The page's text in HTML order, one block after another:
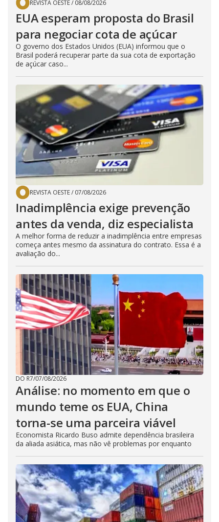
REVISTA OESTE/ 08/08/2026
EUA esperam proposta do Brasil
para negociar cota de açúcar
O governo dos Estados Unidos (EUA) informou que o
Brasil poderá recuperar parte da sua cota de exportação
de açúcar caso...
REVISTA OESTE/ 07/08/2026
Inadimplência exige prevenção
antes da venda, diz especialista
A melhor forma de reduzir a inadimplência entre empresas
começa antes mesmo da assinatura do contrato. Essa é a
avaliação do...
DO R7/07/08/2026
Análise: no momento em que o
mundo teme os EUA, China
torna-se uma parceira viável
Economista Ricardo Buso admite dependência brasileira
da aliada asiática, mas não vê problemas por enquanto